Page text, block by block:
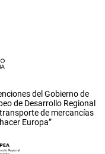
del Gobierno de
de Desarrollo Regional
de mercancías
Europa”